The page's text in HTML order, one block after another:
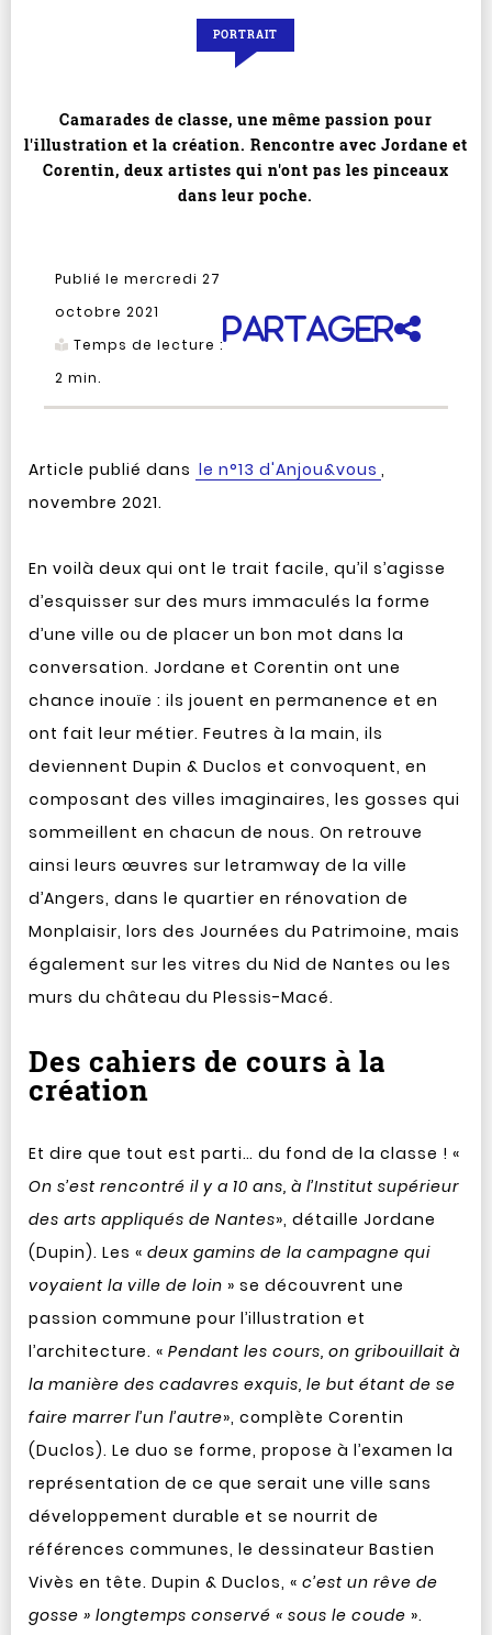
PORTRAIT
Camarades de classe, une même passion pour
l'illustration et la création. Rencontre avec Jordane et
Corentin, deux artistes qui n'ont pas les pinceaux
dans leur poche.
Publié le mercredi 27
octobre 2021
Temps de lecture :
2 min.
Partager
Article publié dans le n°13 d'Anjou&vous ,
novembre 2021.
En voilà deux qui ont le trait facile, qu’il s’agisse
d’esquisser sur des murs immaculés la forme
d’une ville ou de placer un bon mot dans la
conversation. Jordane et Corentin ont une
chance inouïe : ils jouent en permanence et en
ont fait leur métier. Feutres à la main, ils
deviennent Dupin & Duclos et convoquent, en
composant des villes imaginaires, les gosses qui
sommeillent en chacun de nous. On retrouve
ainsi leurs œuvres sur letramway de la ville
d’Angers, dans le quartier en rénovation de
Monplaisir, lors des Journées du Patrimoine, mais
également sur les vitres du Nid de Nantes ou les
murs du château du Plessis-Macé.
Des cahiers de cours à la
création
Et dire que tout est parti… du fond de la classe ! «
On s’est rencontré il y a 10 ans, à l’Institut supérieur
des arts appliqués de Nantes», détaille Jordane
(Dupin). Les « deux gamins de la campagne qui
voyaient la ville de loin » se découvrent une
passion commune pour l’illustration et
l’architecture. « Pendant les cours, on gribouillait à
la manière des cadavres exquis, le but étant de se
faire marrer l’un l’autre», complète Corentin
(Duclos). Le duo se forme, propose à l’examen la
représentation de ce que serait une ville sans
développement durable et se nourrit de
références communes, le dessinateur Bastien
Vivès en tête. Dupin & Duclos, « c’est un rêve de
gosse » longtemps conservé « sous le coude ».